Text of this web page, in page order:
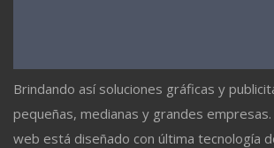
Brindando así soluciones gráficas y
pequeñas, medianas y grandes
web está diseñado con última tecnología